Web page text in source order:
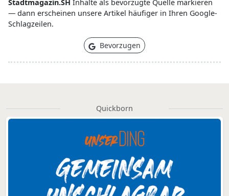
Stadtmagazin.SH Inhalte als bevorzugte Quelle markieren
— dann erscheinen unsere Artikel häufiger in Ihren Google-
Schlagzeilen.
Bevorzugen
Quickborn